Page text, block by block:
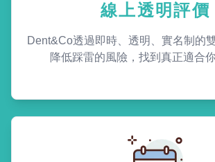
線上透明評價
Dent&Co透過即時、透明、實名制的
降低踩雷的風險，找到真正適合你